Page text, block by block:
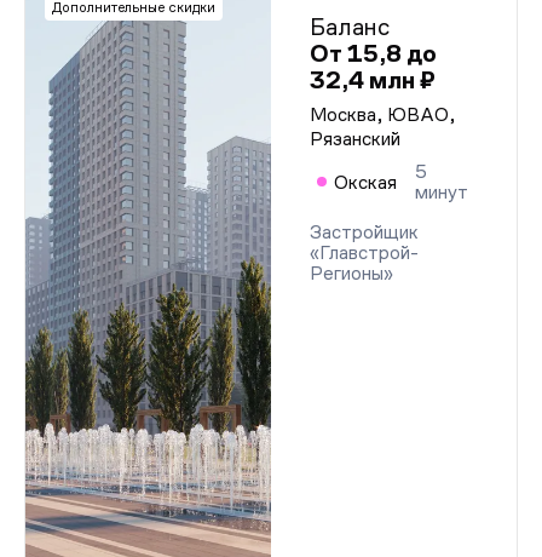
Разрешение на строительство
Разрешение на строительство
Разрешение на строительство
Разрешение на строительство
Разрешение на строительство
Разрешение на строительство
Разрешение на строительство
Разрешение на строительство
Разрешение на строительство
Разрешение на строительство
Разрешение на строительство
Разрешение на строительство
Разрешение на строительство
Разрешение на строительство
Разрешение на строительство
Разрешение на строительство
Разрешение на строительство
Разрешение на строительство
Разрешение на строительство
Разрешение на строительство
Разрешение на строительство
Разрешение на строительство
Разрешение на строительство
Разрешение на строительство
Разрешение на строительство
Разрешение на строительство
Разрешение на строительство
Дополнительные скидки
Баланс
От 15,8 до
32,4 млн ₽
Москва, ЮВАО,
Рязанский
Окская
5
минут
Застройщик
«Главстрой-
Регионы»